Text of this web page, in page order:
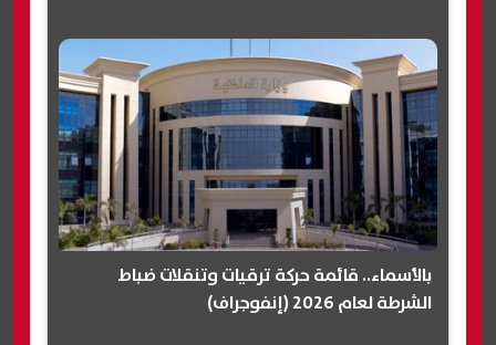
بالأسماء.. قائمة حركة ترقيات وتنقلات ضباط
الشرطة لعام 2026 (إنفوجراف)